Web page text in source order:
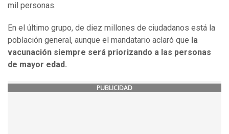
mil personas.
En el último grupo, de diez millones de ciudadanos está la
población general, aunque el mandatario aclaró que la
vacunación siempre será priorizando a las personas
de mayor edad.
PUBLICIDAD